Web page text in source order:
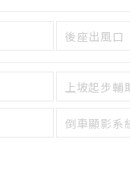
後座出風口
上坡起步輔
倒車顯影系